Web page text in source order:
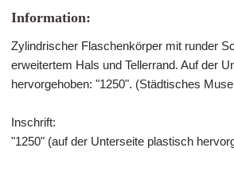
Information:
Zylindrischer Flaschenkörper mit runder
erweitertem Hals und Tellerrand. Auf der
hervorgehoben: "1250". (Städtisches
Inschrift:
"1250" (auf der Unterseite plastisch